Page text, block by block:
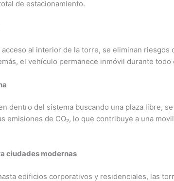
de estacionamiento.
al interior de la torre, se eliminan riesgos
el vehículo permanece inmóvil durante todo
dentro del sistema buscando una plaza libre,
emisiones de CO₂, lo que contribuye a una
ciudades modernas
edificios corporativos y residenciales, las